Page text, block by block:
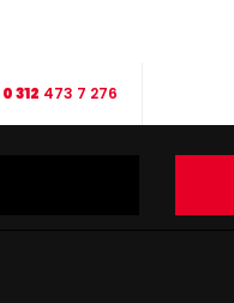
0 312 473 7 276